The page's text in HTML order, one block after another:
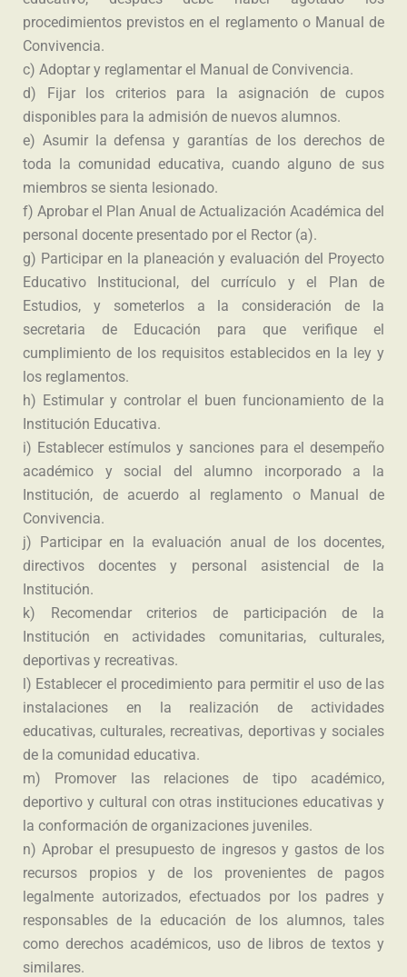
procedimientos previstos en el reglamento o Manual de
Convivencia.
c) Adoptar y reglamentar el Manual de Convivencia.
d) Fijar los criterios para la asignación de cupos
disponibles para la admisión de nuevos alumnos.
e) Asumir la defensa y garantías de los derechos de
toda la comunidad educativa, cuando alguno de sus
miembros se sienta lesionado.
f) Aprobar el Plan Anual de Actualización Académica del
personal docente presentado por el Rector (a).
g) Participar en la planeación y evaluación del Proyecto
Educativo Institucional, del currículo y el Plan de
Estudios, y someterlos a la consideración de la
secretaria de Educación para que verifique el
cumplimiento de los requisitos establecidos en la ley y
los reglamentos.
h) Estimular y controlar el buen funcionamiento de la
Institución Educativa.
i) Establecer estímulos y sanciones para el desempeño
académico y social del alumno incorporado a la
Institución, de acuerdo al reglamento o Manual de
Convivencia.
j) Participar en la evaluación anual de los docentes,
directivos docentes y personal asistencial de la
Institución.
k) Recomendar criterios de participación de la
Institución en actividades comunitarias, culturales,
deportivas y recreativas.
l) Establecer el procedimiento para permitir el uso de las
instalaciones en la realización de actividades
educativas, culturales, recreativas, deportivas y sociales
de la comunidad educativa.
m) Promover las relaciones de tipo académico,
deportivo y cultural con otras instituciones educativas y
la conformación de organizaciones juveniles.
n) Aprobar el presupuesto de ingresos y gastos de los
recursos propios y de los provenientes de pagos
legalmente autorizados, efectuados por los padres y
responsables de la educación de los alumnos, tales
como derechos académicos, uso de libros de textos y
similares.